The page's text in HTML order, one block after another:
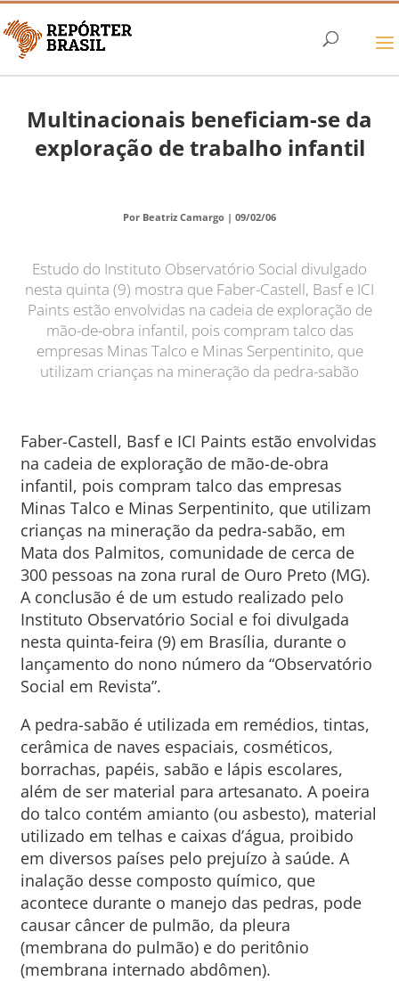
Multinacionais beneficiam-se da
exploração de trabalho infantil
Por Beatriz Camargo | 09/02/06
Estudo do Instituto Observatório Social divulgado
nesta quinta (9) mostra que Faber-Castell, Basf e ICI
Paints estão envolvidas na cadeia de exploração de
mão-de-obra infantil, pois compram talco das
empresas Minas Talco e Minas Serpentinito, que
utilizam crianças na mineração da pedra-sabão
Faber-Castell, Basf e ICI Paints estão envolvidas
na cadeia de exploração de mão-de-obra
infantil, pois compram talco das empresas
Minas Talco e Minas Serpentinito, que utilizam
crianças na mineração da pedra-sabão, em
Mata dos Palmitos, comunidade de cerca de
300 pessoas na zona rural de Ouro Preto (MG).
A conclusão é de um estudo realizado pelo
Instituto Observatório Social e foi divulgada
nesta quinta-feira (9) em Brasília, durante o
lançamento do nono número da “Observatório
Social em Revista”.
A pedra-sabão é utilizada em remédios, tintas,
cerâmica de naves espaciais, cosméticos,
borrachas, papéis, sabão e lápis escolares,
além de ser material para artesanato. A poeira
do talco contém amianto (ou asbesto), material
utilizado em telhas e caixas d’água, proibido
em diversos países pelo prejuízo à saúde. A
inalação desse composto químico, que
acontece durante o manejo das pedras, pode
causar câncer de pulmão, da pleura
(membrana do pulmão) e do peritônio
(membrana internado abdômen).